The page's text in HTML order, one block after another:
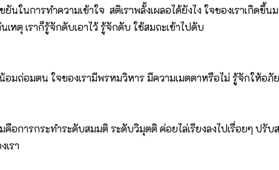
ในการทำความเข้าใจ สติเราพลั้งเผลอได้ยังไง ใจของเราเกิดขึ้น
เหตุ เราก็รู้จักดับเอาไว้ รู้จักดับ ใช้สมถะเข้าไปดับ
อมถ่อมตน ใจของเรามีพรหมวิหาร มีความเมตตาหรือไม่ รู้จักให้อ
การกระทำระดับสมมติ ระดับวิมุตติ ค่อยไล่เรียงลงไปเรื่อยๆ ปรับส
เรา